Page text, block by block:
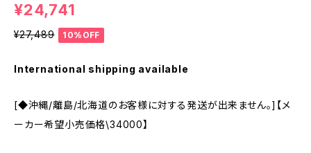
¥24,741
¥27,489 10%OFF
International shipping available
[◆沖縄/離島/北海道のお客様に対する発送が出来ません。]【メ
ーカー希望小売価格\34000】